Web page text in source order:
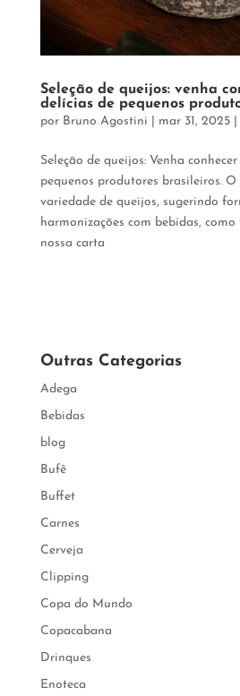
Seleção de queijos: venha
delícias de pequenos
por Bruno Agostini mar 31, 2025|
Seleção de queijos: Venha
pequenos produtores brasileiros.
variedade de queijos, sugerindo
harmonizações com bebidas, como
nossa carta
Outras Categorias
Adega
Bebidas
blog
Bufê
Buffet
Carnes
Cerveja
Clipping
Copa do Mundo
Copacabana
Drinques
Enoteca